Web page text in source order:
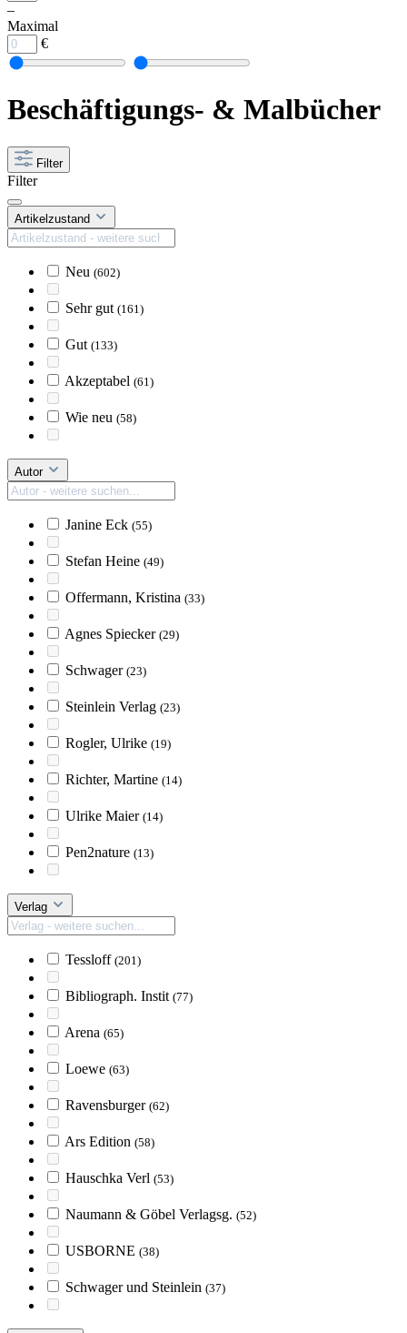
–
Maximal
€
Beschäftigungs- & Malbücher
Filter
Filter
Artikelzustand
Neu (602)
Sehr gut (161)
Gut (133)
Akzeptabel (61)
Wie neu (58)
Autor
Janine Eck (55)
Stefan Heine (49)
Offermann, Kristina (33)
Agnes Spiecker (29)
Schwager (23)
Steinlein Verlag (23)
Rogler, Ulrike (19)
Richter, Martine (14)
Ulrike Maier (14)
Pen2nature (13)
Verlag
Tessloff (201)
Bibliograph. Instit (77)
Arena (65)
Loewe (63)
Ravensburger (62)
Ars Edition (58)
Hauschka Verl (53)
Naumann & Göbel Verlagsg. (52)
USBORNE (38)
Schwager und Steinlein (37)